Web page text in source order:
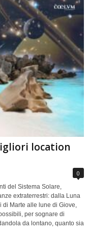
location
0
del Sistema Solare,
extraterrestri: dalla Luna
di Marte alle lune di Giove,
per sognare di
da lontano, quanto sia